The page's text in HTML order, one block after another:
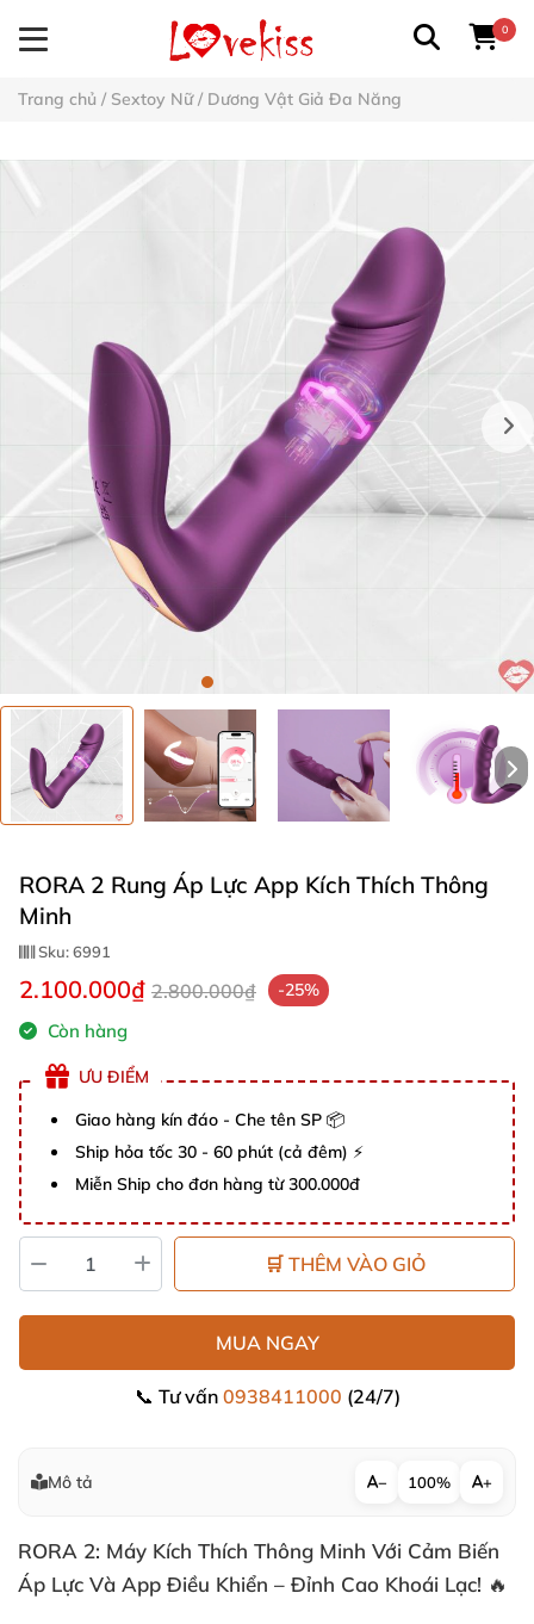
0
Trang chủ / Sextoy Nữ/ Dương Vật Giả Đa Năng
RORA 2 Rung Áp Lực App Kích Thích Thông
Minh
Sku:6991
2.100.000₫ 2.800.000₫ -25%
Còn hàng
ƯU ĐIỂM
Giao hàng kín đáo - Che tên SP 📦
Ship hỏa tốc 30 - 60 phút (cả đêm) ⚡
Miễn Ship cho đơn hàng từ 300.000đ
🛒 THÊM VÀO GIỎ
MUA NGAY
📞 Tư vấn 0938411000 (24/7)
Mô tả − 100% +
RORA 2: Máy Kích Thích Thông Minh Với Cảm Biến
Áp Lực Và App Điều Khiển – Đỉnh Cao Khoái Lạc! 🔥